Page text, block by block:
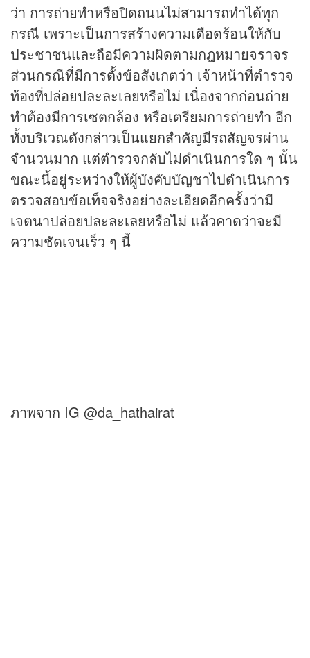
ว่า การถ่ายทำหรือปิดถนนไม่สามารถทำได้ทุก
กรณี เพราะเป็นการสร้างความเดือดร้อนให้กับ
ประชาชนและถือมีความผิดตามกฎหมายจราจร
ส่วนกรณีที่มีการตั้งข้อสังเกตว่า เจ้าหน้าที่ตำรวจ
ท้องที่ปล่อยปละละเลยหรือไม่ เนื่องจากก่อนถ่าย
ทำต้องมีการเซตกล้อง หรือเตรียมการถ่ายทำ อีก
ทั้งบริเวณดังกล่าวเป็นแยกสำคัญมีรถสัญจรผ่าน
จำนวนมาก แต่ตำรวจกลับไม่ดำเนินการใด ๆ นั้น
ขณะนี้อยู่ระหว่างให้ผู้บังคับบัญชาไปดำเนินการ
ตรวจสอบข้อเท็จจริงอย่างละเอียดอีกครั้งว่ามี
เจตนาปล่อยปละละเลยหรือไม่ แล้วคาดว่าจะมี
ความชัดเจนเร็ว ๆ นี้
ภาพจาก IG @da_hathairat